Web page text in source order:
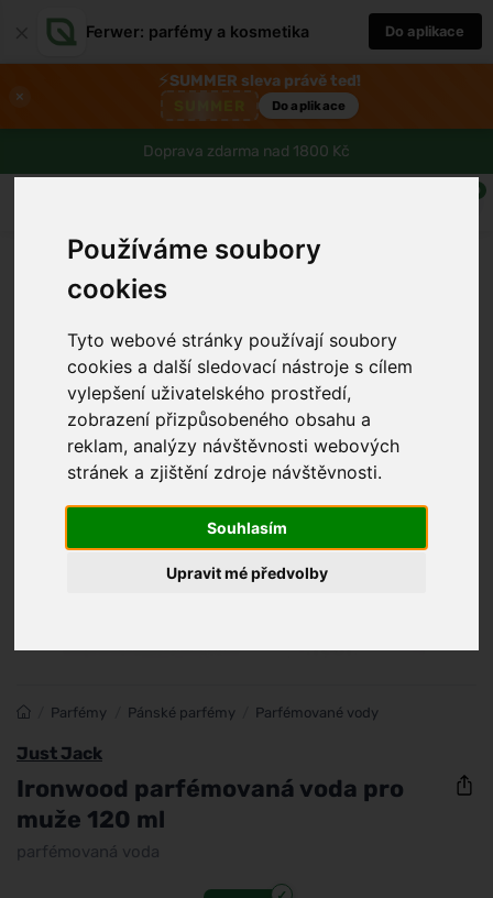
Používáme soubory
cookies
Tyto webové stránky používají soubory
cookies a další sledovací nástroje s cílem
vylepšení uživatelského prostředí,
zobrazení přizpůsobeného obsahu a
reklam, analýzy návštěvnosti webových
stránek a zjištění zdroje návštěvnosti.
Souhlasím
Upravit mé předvolby
Ferwer: parfémy a kosmetika Do aplikace
×
⚡SUMMER sleva právě teď!
Do aplikace
Doprava zdarma nad 1800 Kč
0
Parfémy Pánské parfémy Parfémované vody
Just Jack
Ironwood parfémovaná voda pro
muže 120 ml
parfémovaná voda